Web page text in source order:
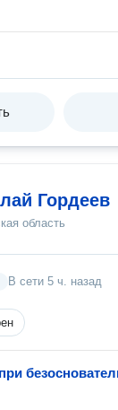
Гордеев
область
В сети 5 ч. назад